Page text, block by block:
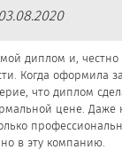
03.08.2020
диплом и, честно
Когда оформила
что диплом
цене. Даже
в эту компанию.